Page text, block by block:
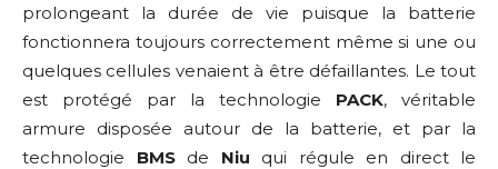
prolongeant la durée de vie puisque la batterie
fonctionnera toujours correctement même si une ou
quelques cellules venaient à être défaillantes. Le tout
est protégé par la technologie PACK, véritable
armure disposée autour de la batterie, et par la
technologie BMSde Niu qui régule en direct le